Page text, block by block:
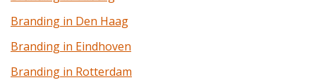
Branding in Den Haag
Branding in Eindhoven
Branding in Rotterdam